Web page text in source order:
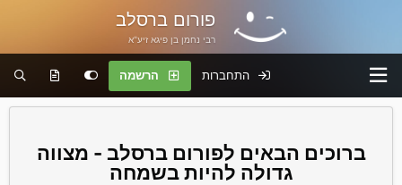
פורום ברסלב
רבי נחמן בן פיגא זיע"א
התחברות הרשמה
פורום ברסלב - מצווה
גדולה להיות בשמחה